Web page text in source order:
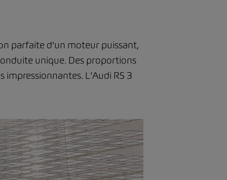
parfaite d'un moteur puissant,
unique. Des proportions
L'Audi RS 3